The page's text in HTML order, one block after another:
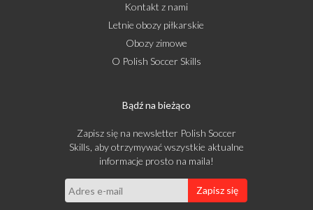
Kontakt z nami
Letnie obozy piłkarskie
Obozy zimowe
O Polish Soccer Skills
Bądź na bieżąco
Zapisz się na newsletter Polish Soccer
Skills, aby otrzymywać wszystkie aktualne
informacje prosto na maila!
Zapisz się